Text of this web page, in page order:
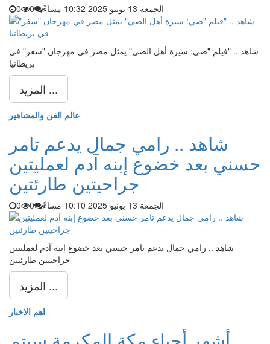
الجمعة 13 يونيو 2025 10:32 مساءً 0
0
شاهد .. "فيلم "ضي: سيرة أهل الضي" يمثل مصر في مهرجان "سفر" في
بريطانيا
المزيد ...
عالم الفن والمشاهير
شاهد .. رامي جمال يدعم تامر
حسني بعد خضوع إبنه آدم لعمليتين
جراحيتين طارئتين
الجمعة 13 يونيو 2025 10:10 مساءً 0
0
شاهد .. رامي جمال يدعم تامر حسني بعد خضوع إبنه آدم لعمليتين
جراحيتين طارئتين
المزيد ...
اهم الاخبار